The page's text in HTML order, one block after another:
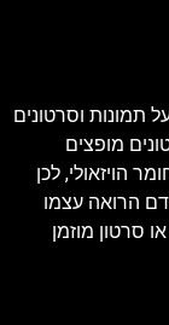
תמונות וסרטונים
מופצים
הויזאולי, לכן
כל אדם הרואה עצמו
סרטון מוזמן